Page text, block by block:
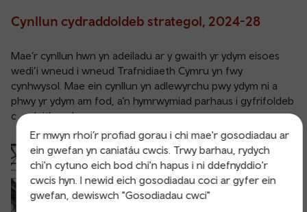
Er mwyn rhoi’r profiad gorau i chi mae'r gosodiadau ar
ein gwefan yn caniatáu cwcis. Trwy barhau, rydych
chi'n cytuno eich bod chi'n hapus i ni ddefnyddio'r
cwcis hyn. I newid eich gosodiadau coci ar gyfer ein
gwefan, dewiswch "Gosodiadau cwci"
Cynllun cydraddoldeb strategol, 2024-28
Mae’r cynllun hwn yn adeiladu ar y gwaith yr ydym eisoes
wedi’i wneud i wneud Trafnidiaeth Cymru yn fwy
cynhwysol. Mae ein cynllun yn adlewyrchu pwy ydym ni a
phwy yr ydym am fod, a’n hymrwymiad parhaus i gyfrifoldeb
cymdeithasol.
Cynllun
cydraddoldeb
strategol, 2024-28